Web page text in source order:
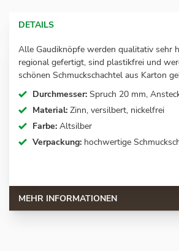
DETAILS
Alle Gaudiknöpfe werden qualitativ sehr
regional gefertigt, sind plastikfrei und
schönen Schmuckschachtel aus Karton
Durchmesser: Spruch 20 mm,
Material: Zinn, versilbert, nickelfrei
Farbe: Altsilber
Verpackung: hochwertige
MEHR INFORMATIONEN